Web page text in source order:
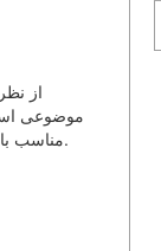
از
موضوعی
«لباس مانند کریسمس‌توری» است، ممکن است برای نسل دیگر یا گروه اجتماعی به عنوان یک الگوی streetwear مناسب باشد.